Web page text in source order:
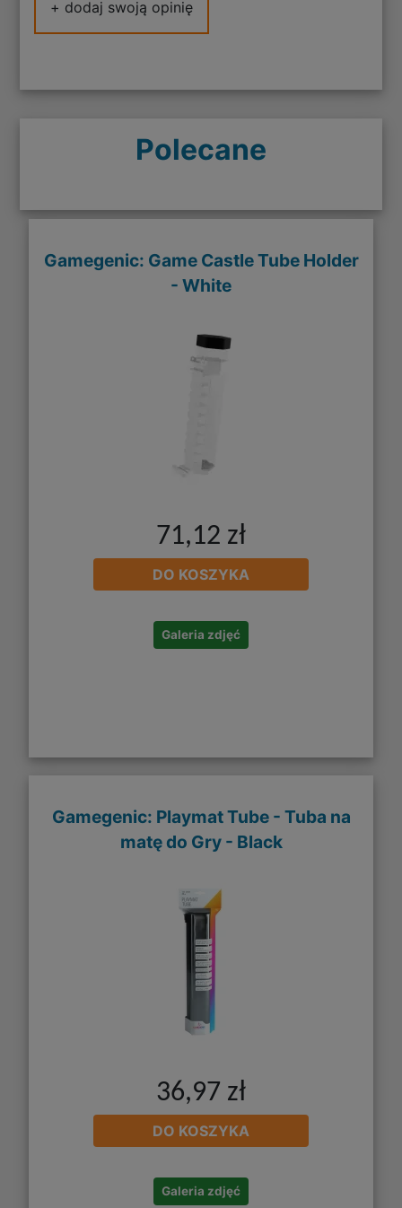
+ dodaj swoją opinię
Polecane
Gamegenic: Game Castle Tube Holder
- White
71,12 zł
DO KOSZYKA
Galeria zdjęć
Gamegenic: Playmat Tube - Tuba na
matę do Gry - Black
36,97 zł
DO KOSZYKA
Galeria zdjęć